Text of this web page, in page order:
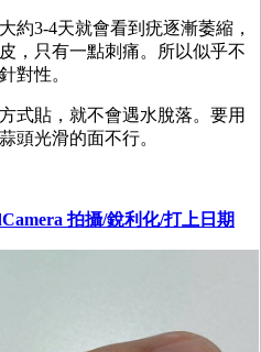
約3-4天就會看到疣逐漸萎縮，
，只有一點刺痛。所以似乎不
對性。
式貼，就不會遇水脫落。要用
頭光滑的面不行。
拍攝/銳利化/打上日期